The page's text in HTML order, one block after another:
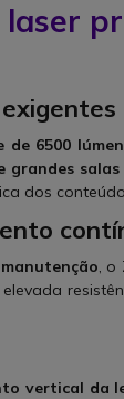
de 6500
grandes
dos
,
vertical da